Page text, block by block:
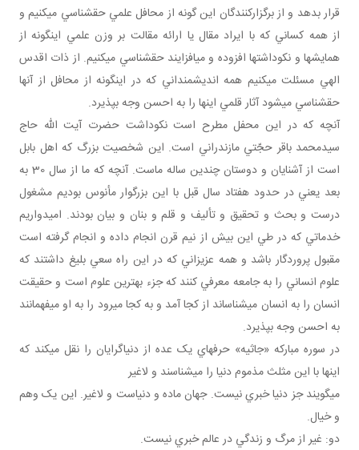
قرار بدهد و از برگزارکنندگان اين گونه از محافل علمي حق شناسي مي کنيم و
از همه کساني که با ايراد مقال يا ارائه مقالت بر وزن علمي اين گونه از
همايش ها و نکوداشت ها افزوده و مي افزايند حق شناسي مي کنيم. از ذات اقدس
الهي مسئلت مي کنيم همه انديشمنداني که در اين گونه از محافل از آنها
حق شناسي مي شود آثار قلمي اينها را به احسن وجه بپذيرد.
آنچه که در اين محفل مطرح است نکوداشت حضرت آيت الله حاج
سيدمحمد باقر حجّتي مازندراني است. اين شخصيت بزرگ که اهل بابل
است از آشنايان و دوستان چندين ساله ماست. آنچه که ما از سال 30 به
بعد يعني در حدود هفتاد سال قبل با اين بزرگوار مأنوس بوديم مشغول
درست و بحث و تحقيق و تأليف و قلم و بنان و بيان بودند. اميدواريم
خدماتي که در طي اين بيش از نيم قرن انجام داده و انجام گرفته است
مقبول پروردگار باشد و همه عزيزاني که در اين راه سعي بليغ داشتند که
علوم انساني را به جامعه معرفي کنند که جزء بهترين علوم است و حقيقت
انسان را به انسان مي شناساند از کجا آمد و به کجا مي رود را به او مي فهمانند
به احسن وجه بپذيرد.
در سوره مبارکه «جاثيه» حرف هاي يک عده از دنياگرايان را نقل مي کند که
اينها با اين مثلث مذموم دنيا را مي شناسند و لاغير
مي گويند جز دنيا خبري نيست. جهان ماده و دنياست و لاغير. اين يک وهم
و خيال.
دو: غير از مرگ و زندگي در عالم خبري نيست.